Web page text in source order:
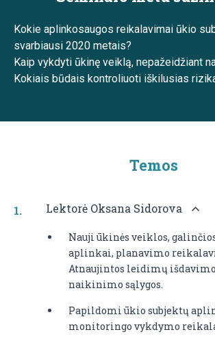
Kokie aplinkosaugos reikalavimai ūkio
svarbiausi 2020 metais?
Kaip vykdyti ūkinę veiklą, nepažeidžiant
Kokiais būdais kontroliuoti iškilusias
Temos
Lektorė Oksana Sidorova
Nauji ūkinės veiklos,
aplinkai, planavimo
Atnaujintos leidimų
naikinimo sąlygos.
Papildomi ūkio subjektų
monitoringo vykdymo